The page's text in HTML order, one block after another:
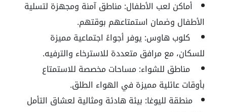
أماكن لعب الأطفال: مناطق آمنة ومجهزة لتسلية
الأطفال وضمان استمتاعهم بوقتهم.
كلوب هاوس:يوفر أجواءً اجتماعية مميزة
للسكان، مع مرافق متعددة للاسترخاء والترفيه.
مناطق للشواء: مساحات مخصصة للاستمتاع
بأوقات عائلية مميزة في الهواء الطلق.
منطقة لليوغا: بيئة هادئة ومثالية لعشاق التأمل